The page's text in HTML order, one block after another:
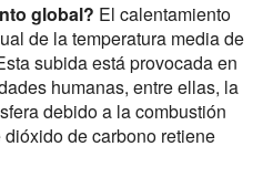
global? El calentamiento
de la temperatura media de
subida está provocada en
humanas, entre ellas, la
debido a la combustión
de carbono retiene